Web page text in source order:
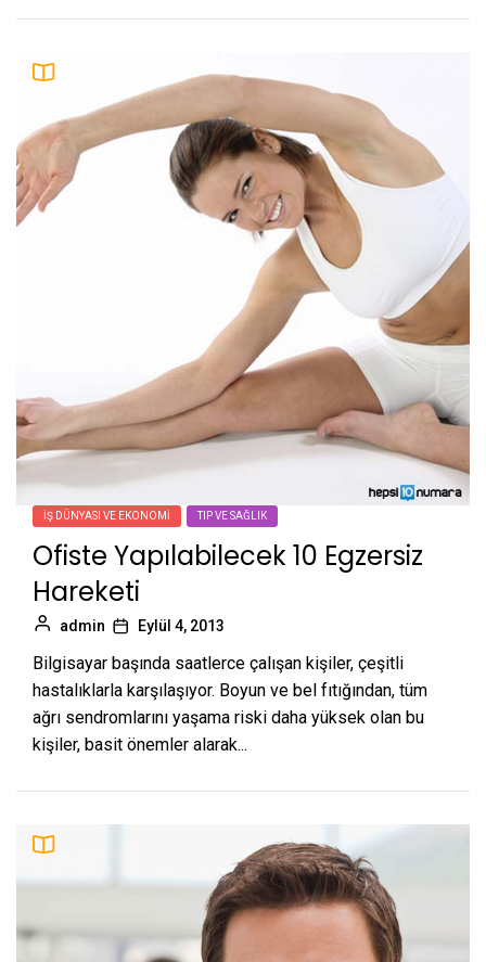
İŞ DÜNYASI VE EKONOMI TIP VE SAĞLIK
Ofiste Yapılabilecek 10 Egzersiz
Hareketi
admin Eylül 4, 2013
Bilgisayar başında saatlerce çalışan kişiler, çeşitli
hastalıklarla karşılaşıyor. Boyun ve bel fıtığından, tüm
ağrı sendromlarını yaşama riski daha yüksek olan bu
kişiler, basit önemler alarak...